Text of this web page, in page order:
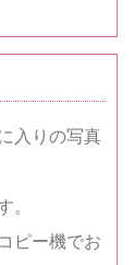
入りの写真
。
ピー機でお